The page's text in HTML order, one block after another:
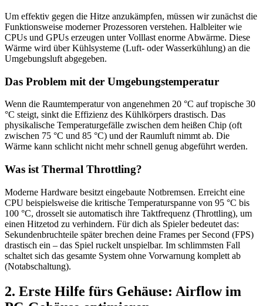
Um effektiv gegen die Hitze anzukämpfen, müssen wir zunächst die
Funktionsweise moderner Prozessoren verstehen. Halbleiter wie
CPUs und GPUs erzeugen unter Volllast enorme Abwärme. Diese
Wärme wird über Kühlsysteme (Luft- oder Wasserkühlung) an die
Umgebungsluft abgegeben.
Das Problem mit der Umgebungstemperatur
Wenn die Raumtemperatur von angenehmen 20 °C auf tropische 30
°C steigt, sinkt die Effizienz des Kühlkörpers drastisch. Das
physikalische Temperaturgefälle zwischen dem heißen Chip (oft
zwischen 75 °C und 85 °C) und der Raumluft nimmt ab. Die
Wärme kann schlicht nicht mehr schnell genug abgeführt werden.
Was ist Thermal Throttling?
Moderne Hardware besitzt eingebaute Notbremsen. Erreicht eine
CPU beispielsweise die kritische Temperaturspanne von 95 °C bis
100 °C, drosselt sie automatisch ihre Taktfrequenz (Throttling), um
einen Hitzetod zu verhindern. Für dich als Spieler bedeutet das:
Sekundenbruchteile später brechen deine Frames per Second (FPS)
drastisch ein – das Spiel ruckelt unspielbar. Im schlimmsten Fall
schaltet sich das gesamte System ohne Vorwarnung komplett ab
(Notabschaltung).
2. Erste Hilfe fürs Gehäuse: Airflow im